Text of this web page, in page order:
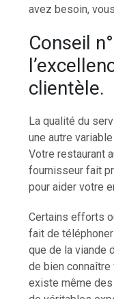
avez besoin,
Conseil
clientèle.
La qualité du
une autre
Votre restaurant
fournisseur fait
pour aider votre
Certains efforts
fait de
que de la viande
de bien
existe même